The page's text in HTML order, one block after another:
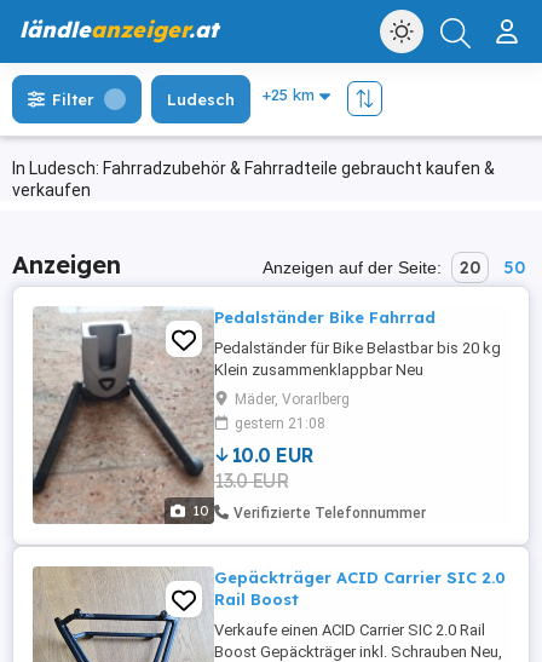
ländleanzeiger.at
In Ludesch: Fahrradzubehör & Fahrradteile gebraucht kaufen &
verkaufen
Filter Ludesch
Anzeigen Anzeigen auf der Seite: 20 50
10
Pedalständer Bike Fahrrad
Pedalständer für Bike Belastbar bis 20 kg
Klein zusammenklappbar Neu
ungebraucht 2 Stück Preis pro Ständer
Mäder, Vorarlberg
gestern 21:08
10.0 EUR
13.0 EUR
Verifizierte Telefonnummer
Gepäckträger ACID Carrier SIC 2.0
Rail Boost
Verkaufe einen ACID Carrier SIC 2.0 Rail
Boost Gepäckträger inkl. Schrauben Neu,